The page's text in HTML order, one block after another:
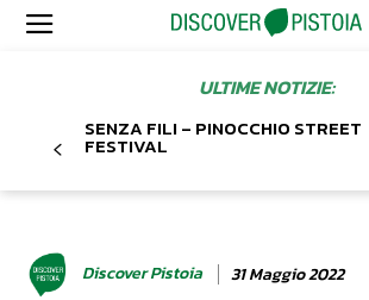
ULTIME NOTIZIE:
SENZA FILI – PINOCCHIO STREET
FESTIVAL
Discover Pistoia 31 Maggio 2022